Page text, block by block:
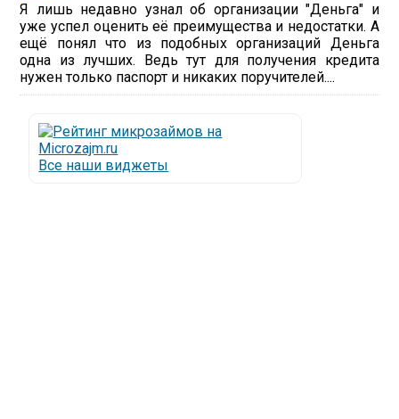
Я лишь недавно узнал об организации "Деньга" и
уже успел оценить её преимущества и недостатки. А
ещё понял что из подобных организаций Деньга
одна из лучших. Ведь тут для получения кредита
нужен только паспорт и никаких поручителей....
Все наши виджеты